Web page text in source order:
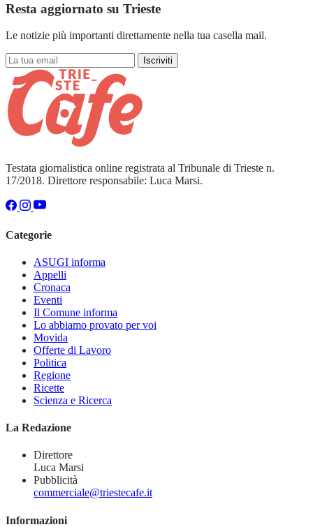
Resta aggiornato su Trieste
Le notizie più importanti direttamente nella tua casella mail.
Iscriviti
Testata giornalistica online registrata al Tribunale di Trieste n.
17/2018. Direttore responsabile: Luca Marsi.
Categorie
ASUGI informa
Appelli
Cronaca
Eventi
Il Comune informa
Lo abbiamo provato per voi
Movida
Offerte di Lavoro
Politica
Regione
Ricette
Scienza e Ricerca
La Redazione
Direttore
Luca Marsi
Pubblicità
commerciale@triestecafe.it
Informazioni